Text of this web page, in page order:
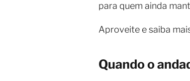
para quem ainda
Aproveite e saiba
Quando o